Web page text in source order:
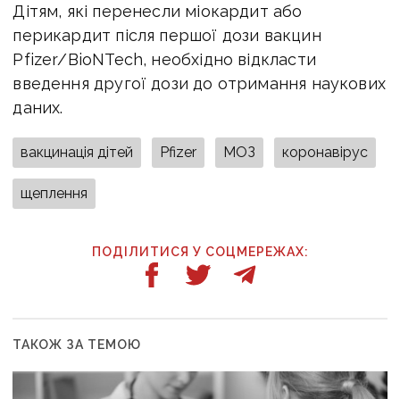
Дітям, які перенесли міокардит або
перикардит після першої дози вакцин
Pfizer/BioNTech, необхідно відкласти
введення другої дози до отримання наукових
даних.
вакцинація дітей Pfizer МОЗ коронавірус
щеплення
ПОДІЛИТИСЯ У СОЦМЕРЕЖАХ:
ТАКОЖ ЗА ТЕМОЮ